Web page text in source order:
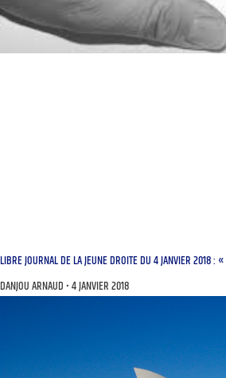
LIBRE JOURNAL DE LA JEUNE DROITE DU 4 JANVIER 2018 :
DANJOU ARNAUD 4 JANVIER 2018